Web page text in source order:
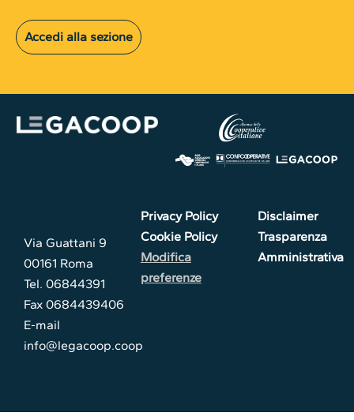
Accedi alla sezione
Via Guattani 9
00161 Roma
Tel. 06844391
Fax 0684439406
E-mail
info@legacoop.coop
Privacy Policy
Cookie Policy
Modifica
preferenze
Disclaimer
Trasparenza
Amministrativa